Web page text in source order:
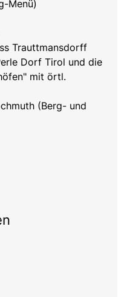
Menü)
Trauttmansdorff
Dorf Tirol und die
mit örtl.
(Berg- und